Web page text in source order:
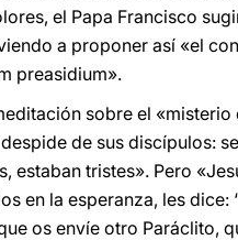
el Papa Francisco
a proponer así «el
preasidium».
sobre el
despide de sus discípulos:
estaban tristes». Pero
en la esperanza, les
os envíe otro Paráclito,